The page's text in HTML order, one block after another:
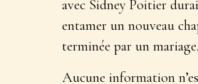
avec Sidney Poitier
entamer un nouveau
terminée par un
Aucune information